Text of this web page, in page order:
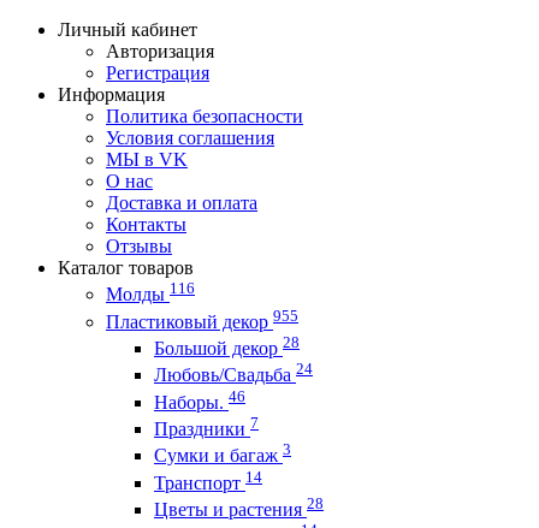
Личный кабинет
Авторизация
Регистрация
Информация
Политика безопасности
Условия соглашения
МЫ в VK
О нас
Доставка и оплата
Контакты
Отзывы
Каталог товаров
Молды 116
Пластиковый декор 955
Большой декор 28
Любовь/Cвадьба 24
Наборы. 46
Праздники 7
Сумки и багаж 3
Транспорт 14
Цветы и растения 28